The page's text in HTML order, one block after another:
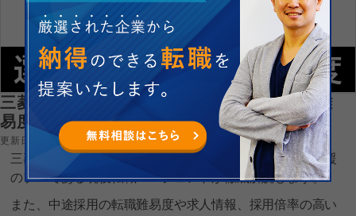
三菱自動車工業への転職方法！中途採用の難
易度・求人情報を徹底解説！
更新日：2025.02.01
三菱自動車工業株式会社へ転職するコツを就職・転職支援
のプロである現役転職エージェントが徹底解説します。
また、中途採用の転職難易度や求人情報、採用倍率の高い